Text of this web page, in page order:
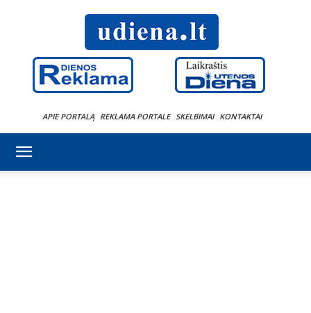
APIE PORTALĄ REKLAMA PORTALE SKELBIMAI KONTAKTAI